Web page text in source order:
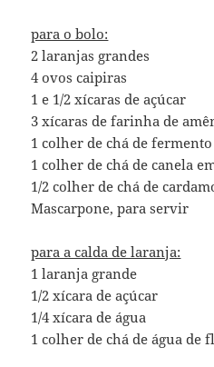
para o bolo:
2 laranjas grandes
4 ovos caipiras
1 e 1/2 xícaras de açúcar
3 xícaras de farinha de
1 colher de chá de
1 colher de chá de canela
1/2 colher de chá de
Mascarpone, para servir
para a calda de laranja:
1 laranja grande
1/2 xícara de açúcar
1/4 xícara de água
1 colher de chá de água de